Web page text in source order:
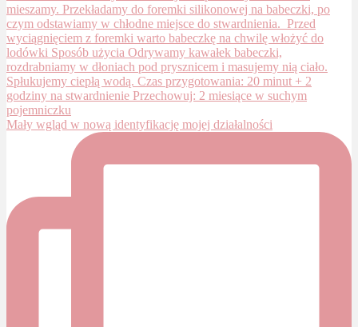
Mały wgląd w nową identyfikację mojej działalności